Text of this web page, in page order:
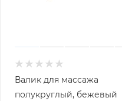
Валик для массажа
полукруглый, бежевый